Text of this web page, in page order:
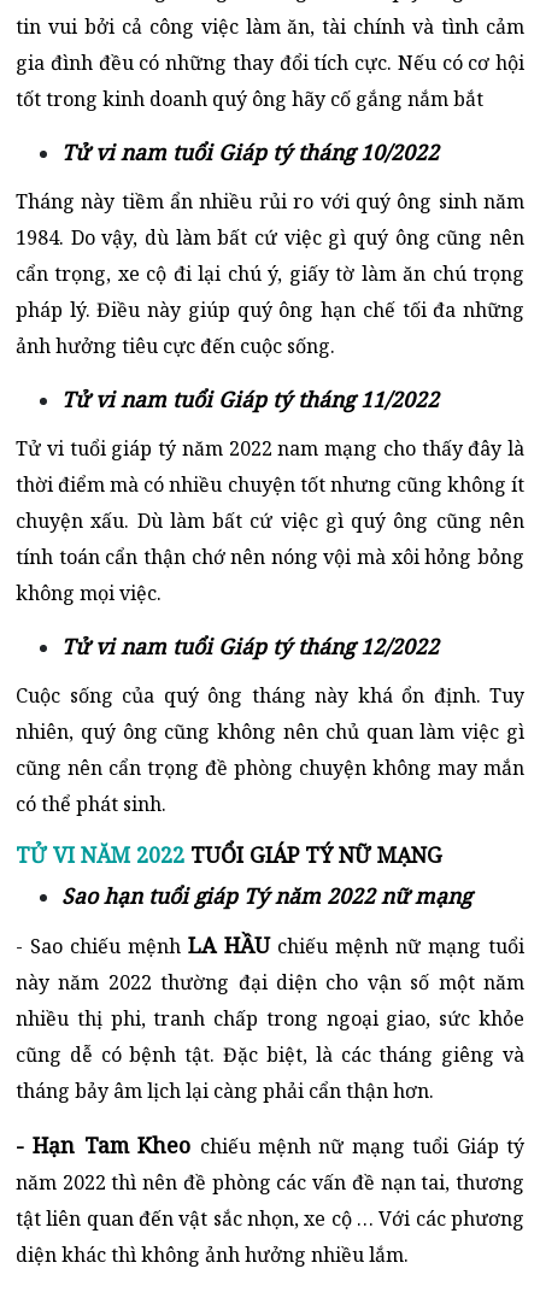
tin vui bởi cả công việc làm ăn, tài chính và tình cảm
gia đình đều có những thay đổi tích cực. Nếu có cơ hội
tốt trong kinh doanh quý ông hãy cố gắng nắm bắt
Tử vi nam tuổi Giáp tý tháng 10/2022
Tháng này tiềm ẩn nhiều rủi ro với quý ông sinh năm
1984. Do vậy, dù làm bất cứ việc gì quý ông cũng nên
cẩn trọng, xe cộ đi lại chú ý, giấy tờ làm ăn chú trọng
pháp lý. Điều này giúp quý ông hạn chế tối đa những
ảnh hưởng tiêu cực đến cuộc sống.
Tử vi nam tuổi Giáp tý tháng 11/2022
Tử vi tuổi giáp tý năm 2022 nam mạng cho thấy đây là
thời điểm mà có nhiều chuyện tốt nhưng cũng không ít
chuyện xấu. Dù làm bất cứ việc gì quý ông cũng nên
tính toán cẩn thận chớ nên nóng vội mà xôi hỏng bỏng
không mọi việc.
Tử vi nam tuổi Giáp tý tháng 12/2022
Cuộc sống của quý ông tháng này khá ổn định. Tuy
nhiên, quý ông cũng không nên chủ quan làm việc gì
cũng nên cẩn trọng đề phòng chuyện không may mắn
có thể phát sinh.
TỬ VI NĂM 2022 TUỔI GIÁP TÝ NỮ MẠNG
Sao hạn tuổi giáp Tý năm 2022 nữ mạng
- Sao chiếu mệnh LA HẦUchiếu mệnh nữ mạng tuổi
này năm 2022 thường đại diện cho vận số một năm
nhiều thị phi, tranh chấp trong ngoại giao, sức khỏe
cũng dễ có bệnh tật. Đặc biệt, là các tháng giêng và
tháng bảy âm lịch lại càng phải cẩn thận hơn.
- Hạn Tam Kheo chiếu mệnh nữ mạng tuổi Giáp tý
năm 2022 thì nên đề phòng các vấn đề nạn tai, thương
tật liên quan đến vật sắc nhọn, xe cộ … Với các phương
diện khác thì không ảnh hưởng nhiều lắm.